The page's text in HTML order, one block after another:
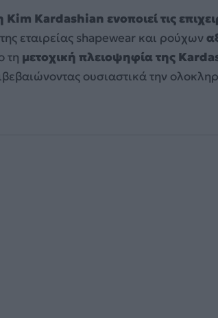
Kim Kardashian ενοποιεί τις
εταιρείας shapewear και ρούχων
τη μετοχική πλειοψηφία της
ουσιαστικά την